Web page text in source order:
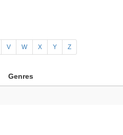
V W X Y Z
Genres